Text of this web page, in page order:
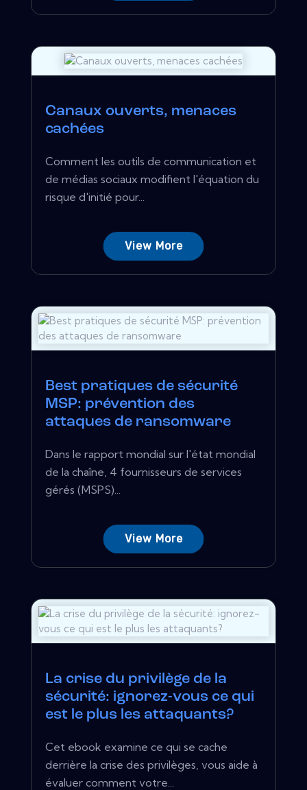
Canaux ouverts, menaces
cachées
Comment les outils de communication et
de médias sociaux modifient l'équation du
risque d'initié pour...
View More
Best pratiques de sécurité
MSP: prévention des
attaques de ransomware
Dans le rapport mondial sur l'état mondial
de la chaîne, 4 fournisseurs de services
gérés (MSPS)...
View More
La crise du privilège de la
sécurité: ignorez-vous ce qui
est le plus les attaquants?
Cet ebook examine ce qui se cache
derrière la crise des privilèges, vous aide à
évaluer comment votre...